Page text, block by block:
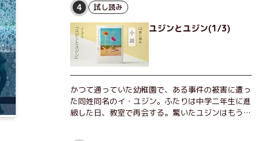
出島で見つかったある物質について博士の意見を聞
きたいという。恵弥は、まるで影のような存在の博
士とまみえることはできるのか？ そして、唄の歌
詞「かたむくマリア」に込められた秘密とは？ 謎
めいたラストが鮮烈な余韻を残すシリーズ第四作！
4 試し読み
ユジンとユジン(1/3)
かつて通っていた幼稚園で、ある事件の被害に遭っ
た同姓同名のイ・ユジン。ふたりは中学二年生に進
級した日、教室で再会する。驚いたユジンはもうひ